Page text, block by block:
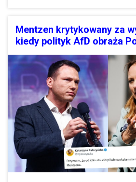
Mentzen krytykowany za
kiedy polityk AfD obraża